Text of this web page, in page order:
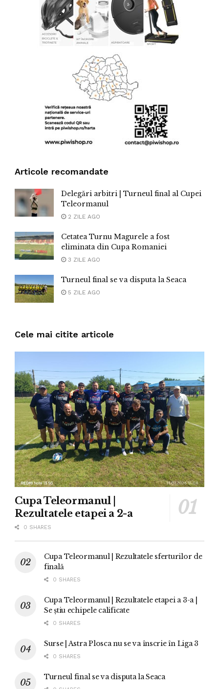
Articole recomandate
Delegări arbitri | Turneul final al Cupei
Teleormanul
2 ZILE AGO
Cetatea Turnu Magurele a fost
eliminata din Cupa Romaniei
3 ZILE AGO
Turneul final se va disputa la Seaca
5 ZILE AGO
Cele mai citite articole
Cupa Teleormanul |
Rezultatele etapei a 2-a
0 SHARES
Cupa Teleormanul | Rezultatele sferturilor de
finală
0 SHARES
Cupa Teleormanul | Rezultatele etapei a 3-a |
Se știu echipele calificate
0 SHARES
Surse | Astra Plosca nu se va înscrie în Liga 3
0 SHARES
Turneul final se va disputa la Seaca